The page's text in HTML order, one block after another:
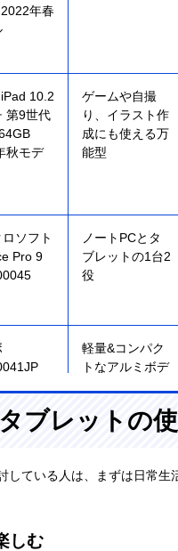
年春
10.2
第9世代
秋モデ
ゲームや自撮
り、イラスト作
成にも使える万
能型
ソフト
Pro 9
ノートPCとタ
ブレットの1台2
役
軽量&コンパク
トなアルミボデ
ブレットの
している人は、まずは日常生
しむ